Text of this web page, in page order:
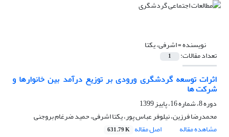
نویسنده =اشرفی، یکتا
تعداد مقالات: 1
اثرات توسعه گردشگری ورودی بر توزیع درآمد بین خانوارها و
شرکت ها
دوره 8، شماره 16، پاییز 1399
محمدرضا فرزین، نیلوفر عباس پور، یکتا اشرفی، حمید ضرغام بروجنی
مشاهده مقاله
اصل مقاله 631.79 K